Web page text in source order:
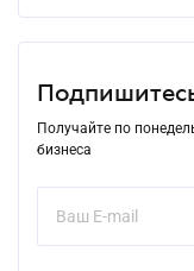
Получайте по
бизнеса